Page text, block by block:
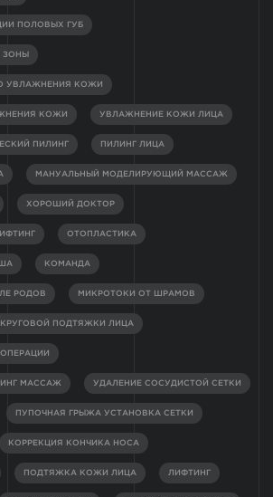
ПОЛОВЫХ ГУБ
ЗОНЫ
УВЛАЖНЕНИЯ КОЖИ
КОЖИ УВЛАЖНЕНИЕ КОЖИ ЛИЦА
ПИЛИНГ ПИЛИНГ ЛИЦА
МАНУАЛЬНЫЙ МОДЕЛИРУЮЩИЙ МАССАЖ
ХОРОШИЙ ДОКТОР
ОТОПЛАСТИКА
КОМАНДА
РОДОВ МИКРОТОКИ ОТ ШРАМОВ
ПОДТЯЖКИ ЛИЦА
МАССАЖ УДАЛЕНИЕ СОСУДИСТОЙ СЕТКИ
ПУПОЧНАЯ ГРЫЖА УСТАНОВКА СЕТКИ
КОРРЕКЦИЯ КОНЧИКА НОСА
ПОДТЯЖКА КОЖИ ЛИЦА ЛИФТИНГ